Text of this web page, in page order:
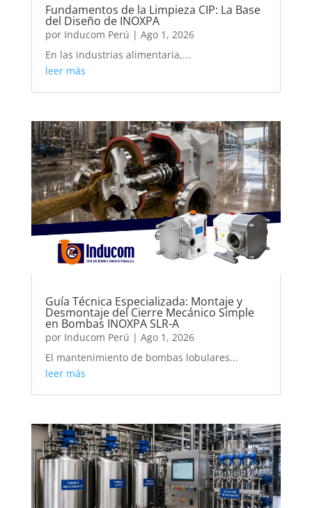
Fundamentos de la Limpieza CIP: La Base
del Diseño de INOXPA
por Inducom Perú | Ago 1, 2026
En las industrias alimentaria,...
leer más
Guía Técnica Especializada: Montaje y
Desmontaje del Cierre Mecánico Simple
en Bombas INOXPA SLR-A
por Inducom Perú | Ago 1, 2026
El mantenimiento de bombas lobulares...
leer más